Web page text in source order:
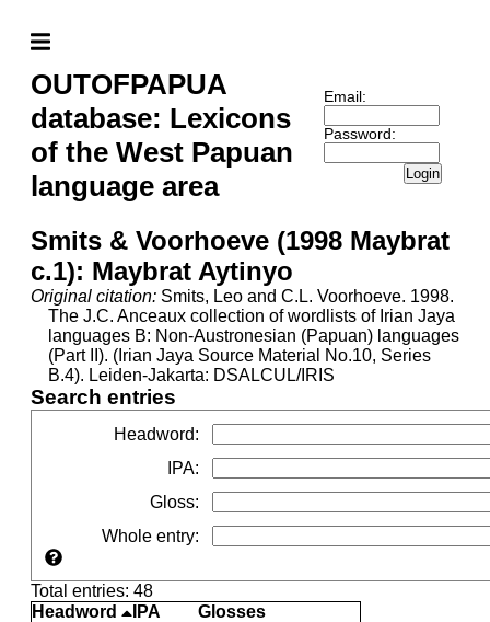
OUTOFPAPUA
database: Lexicons
of the West Papuan
language area
Email:
Password:
Login
Smits & Voorhoeve (1998 Maybrat
c.1): Maybrat Aytinyo
Original citation: Smits, Leo and C.L. Voorhoeve. 1998.
The J.C. Anceaux collection of wordlists of Irian Jaya
languages B: Non-Austronesian (Papuan) languages
(Part II). (Irian Jaya Source Material No.10, Series
B.4). Leiden-Jakarta: DSALCUL/IRIS
Search entries
Headword:
IPA:
Gloss:
Whole entry:
Total entries: 48
Headword
IPA
Glosses